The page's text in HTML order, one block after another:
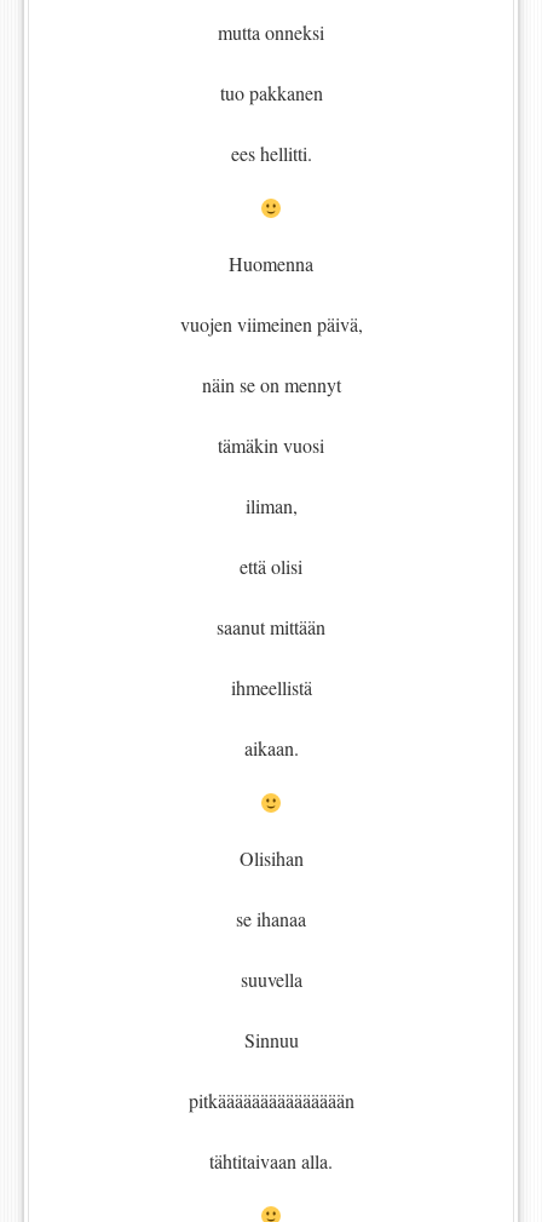
mutta onneksi
tuo pakkanen
ees hellitti.
Huomenna
vuojen viimeinen päivä,
näin se on mennyt
tämäkin vuosi
iliman,
että olisi
saanut mittään
ihmeellistä
aikaan.
Olisihan
se ihanaa
suuvella
Sinnuu
pitkäääääääääääääään
tähtitaivaan alla.